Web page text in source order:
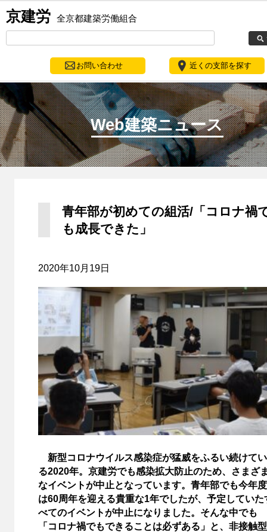
京建労 全京都建築労働組合
お問い合わせ 近くの支部を探す
Web建築ニュース
青年部が初めての組活/「コロナ禍
も成長できた」
2020年10月19日
新型コロナウイルス感染症が猛威をふるい続けてい
る2020年。京建労でも感染拡大防止のため、さまざ
なイベントが中止となっています。青年部でも今年度
は60周年を迎える貴重な1年でしたが、予定していた
べてのイベントが中止になりました。そんな中でも
「コロナ禍でもできることは必ずある」と、非接触型